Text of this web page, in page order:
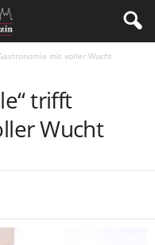
mit voller Wucht
trifft
Wucht